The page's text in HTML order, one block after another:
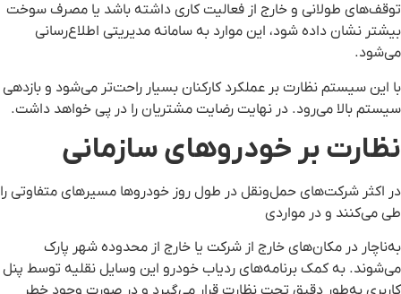
توقف‌های طولانی و خارج از فعالیت کاری داشته باشد یا مصرف سوخت
بیشتر نشان داده شود، این موارد به سامانه مدیریتی اطلاع‌رسانی
می‌شود.
با این سیستم نظارت بر عملکرد کارکنان بسیار راحت‌تر می‌شود و بازدهی
سیستم بالا می‌رود. در نهایت رضایت مشتریان را در پی خواهد داشت.
نظارت بر خودروهای سازمانی
در اکثر شرکت‌های حمل‌ونقل در طول روز خودروها مسیرهای متفاوتی را
طی می‌کنند و در مواردی
به‌ناچار در مکان‌های خارج از شرکت یا خارج از محدوده شهر پارک
می‌شوند. به کمک برنامه‌های ردیاب خودرو این وسایل نقلیه توسط پنل